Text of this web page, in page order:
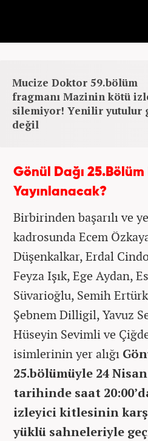
Mucize Doktor 59.bölüm
fragmanı Mazinin kötü
silemiyor! Yenilir yutulur
değil
Gönül Dağı
Yayınlanacak?
Birbirinden başarılı ve
kadrosunda Ecem
Düşenkalkar, Erdal
Feyza Işık, Ege Aydan,
Süvarioğlu, Semih
Şebnem Dilligil, Yavuz
Hüseyin Sevimli ve
isimlerinin yer alığı
25.bölümüyle 24
tarihinde saat
izleyici kitlesinin
yüklü sahneleriyle